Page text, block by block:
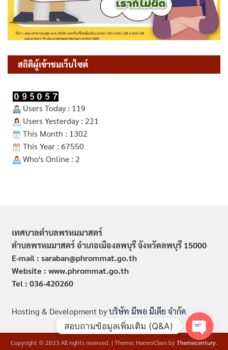
สถิติผู้เข้าชมเว็บไซต์
Users Today : 119
Users Yesterday : 221
This Month : 1302
This Year : 67550
Who's Online : 2
เทศบาลตำบลพรหมมาสตร์
ตำบลพรหมมาสตร์ อำเภอเมืองลพบุรี จังหวัดลพบุรี 15000
E-mail : saraban@phrommat.go.th
Website : www.phrommat.go.th
Tel : 036-420260
Hosting & Development byบริษัท มีพอ มีเดีย จำกัด
Copyright © 2023 All rights reserved. | Theme: HamroClass byThemecentury.
สอบถามข้อมูลเพิ่มเติม (Q&A)
Open